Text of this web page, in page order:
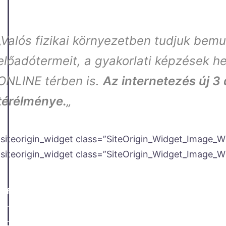
fizikai környezetben tudjuk
a gyakorlati képzések
térben is. Az internetezés új 3
„
Partnerünk az oktatási intézmények területén a
nagy múlttal rendelkező gimnázium Pécs
épületegyüttes, melyet Feigler építész